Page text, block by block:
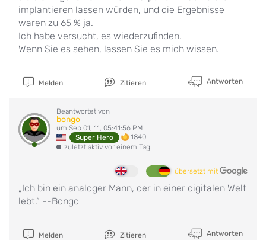
implantieren lassen würden, und die Ergebnisse
waren zu 65 % ja.
Ich habe versucht, es wiederzufinden.
Wenn Sie es sehen, lassen Sie es mich wissen.
Melden Zitieren Antworten
Beantwortet von
bongo
um Sep 01, 11, 05:41:56 PM
Super Hero
1840
zuletzt aktiv vor einem Tag
übersetzt mit
„Ich bin ein analoger Mann, der in einer digitalen Welt
lebt.“ --Bongo
Melden Zitieren Antworten